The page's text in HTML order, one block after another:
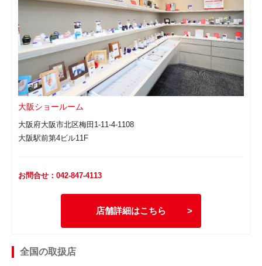
大阪ショールーム
大阪府大阪市北区梅田1-11-4-1108
大阪駅前第4ビル11F
お問合せ：042-847-4113
店舗詳細はこちら
全国の取扱店